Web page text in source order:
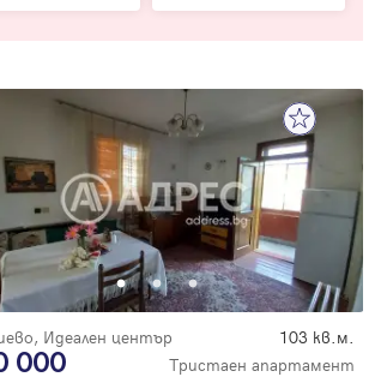
Идеален център 103 кв.м.
000 Тристаен апартамент